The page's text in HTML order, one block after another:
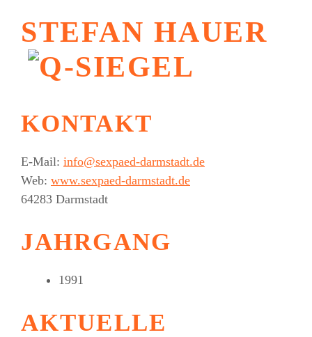
STEFAN HAUER
KONTAKT
E-Mail: info@sexpaed-darmstadt.de
Web: www.sexpaed-darmstadt.de
64283 Darmstadt
JAHRGANG
1991
AKTUELLE